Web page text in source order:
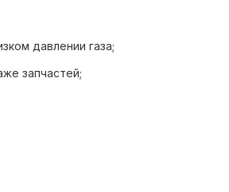
давлении газа;
запчастей;